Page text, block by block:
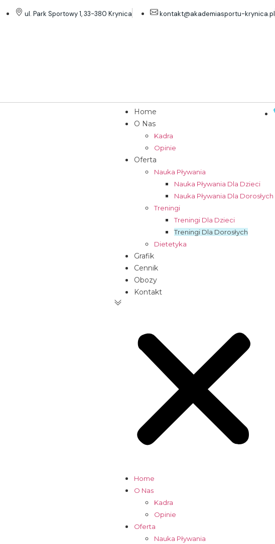
ul. Park Sportowy 1, 33-380 Krynica kontakt@akademiasportu-krynica.pl
Home
O Nas
Kadra
Opinie
Oferta
Nauka Pływania
Nauka Pływania Dla Dzieci
Nauka Pływania Dla Dorosłych
Treningi
Treningi Dla Dzieci
Treningi Dla Dorosłych
Dietetyka
Grafik
Cennik
Obozy
Kontakt
Home
O Nas
Kadra
Opinie
Oferta
Nauka Pływania